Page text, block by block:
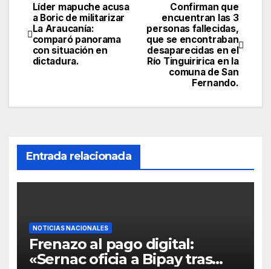
Confirman que
encuentran las 3
personas fallecidas,
que se encontraban
desaparecidas en el
Río Tinguiririca en la
comuna de San
Fernando.
Líder mapuche acusa
a Boric de militarizar
La Araucanía:
comparó panorama
con situación en
dictadura.
Entrada relacionada
NOTICIAS NACIONALES
Frenazo al pago digital:
«Sernac oficia a Bipay tras